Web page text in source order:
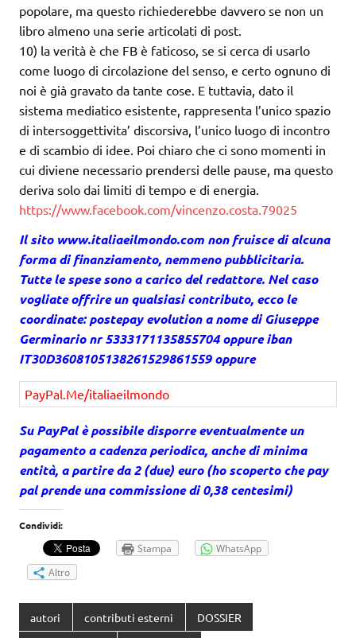
popolare, ma questo richiederebbe davvero se non un
libro almeno una serie articolati di post.
10) la verità è che FB è faticoso, se si cerca di usarlo
come luogo di circolazione del senso, e certo ognuno di
noi è già gravato da tante cose. E tuttavia, dato il
sistema mediatico esistente, rappresenta l’unico spazio
di intersoggettivita’ discorsiva, l’unico luogo di incontro
e di scambio di idee. Poi chiaro che ci sono momenti in
cui diviene necessario prendersi delle pause, ma questo
deriva solo dai limiti di tempo e di energia.
https://www.facebook.com/vincenzo.costa.79025
Il sito www.italiaeilmondo.com non fruisce di alcuna
forma di finanziamento, nemmeno pubblicitaria.
Tutte le spese sono a carico del redattore. Nel caso
vogliate offrire un qualsiasi contributo, ecco le
coordinate: postepay evolution a nome di Giuseppe
Germinario nr 5333171135855704 oppure iban
IT30D3608105138261529861559 oppure
PayPal.Me/italiaeilmondo
Su PayPal è possibile disporre eventualmente un
pagamento a cadenza periodica, anche di minima
entità, a partire da 2 (due) euro (ho scoperto che pay
pal prende una commissione di 0,38 centesimi)
Condividi:
Stampa
WhatsApp
Altro
autori contributi esterni DOSSIER